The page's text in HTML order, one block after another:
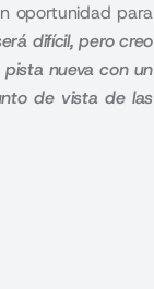
oportunidad para
difícil, pero creo
nueva con un
de vista de las